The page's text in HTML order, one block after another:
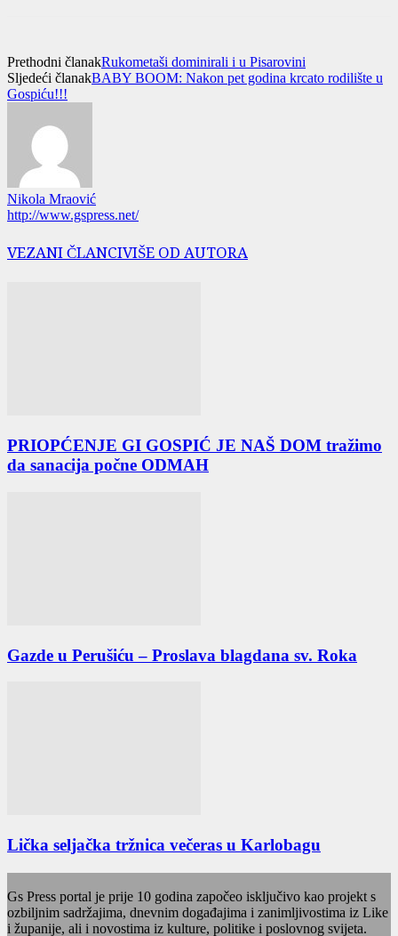
Prethodni članakRukometaši dominirali i u Pisarovini
Sljedeći članakBABY BOOM: Nakon pet godina krcato rodilište u
Gospiću!!!
Nikola Mraović
http://www.gspress.net/
VEZANI ČLANCIVIŠE OD AUTORA
PRIOPĆENJE GI GOSPIĆ JE NAŠ DOM tražimo
da sanacija počne ODMAH
Gazde u Perušiću – Proslava blagdana sv. Roka
Lička seljačka tržnica večeras u Karlobagu
Gs Press portal je prije 10 godina započeo isključivo kao projekt s
ozbiljnim sadržajima, dnevnim događajima i zanimljivostima iz Like
i županije, ali i novostima iz kulture, politike i poslovnog svijeta.